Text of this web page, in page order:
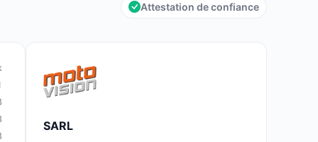
Attestation de confiance
SARL